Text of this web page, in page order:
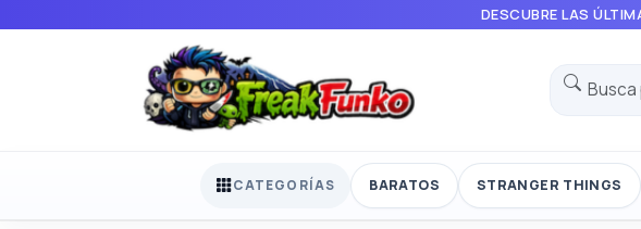
DESCUBRE LAS
CATEGORÍAS BARATOS STRANGER THINGS